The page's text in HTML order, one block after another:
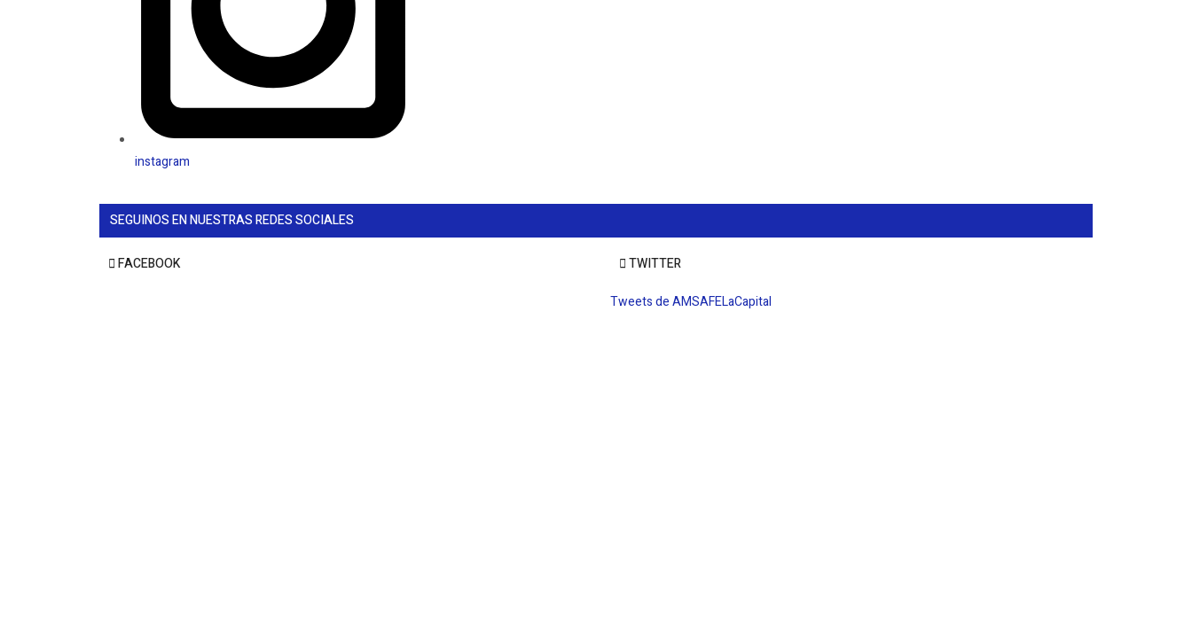
instagram
SEGUINOS EN NUESTRAS REDES SOCIALES
FACEBOOK TWITTER
Tweets de AMSAFELaCapital